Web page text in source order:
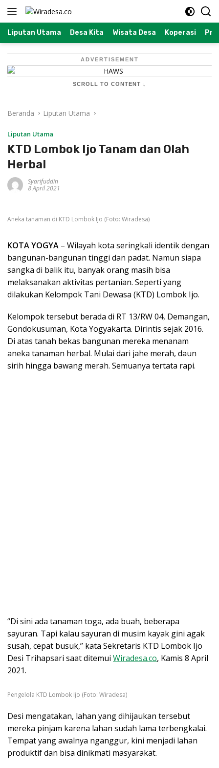
Langsung
Liputan Utama Desa Kita Wisata Desa Koperasi
ADVERTISEMENT
SCROLL TO CONTENT ↓
Beranda Liputan Utama
Liputan Utama
KTD Lombok Ijo Tanam dan Olah
Herbal
Syarifuddin
8 April 2021
Aneka tanaman di KTD Lombok Ijo (Foto: Wiradesa)
KOTA YOGYA – Wilayah kota seringkali identik dengan
bangunan-bangunan tinggi dan padat. Namun siapa
sangka di balik itu, banyak orang masih bisa
melaksanakan aktivitas pertanian. Seperti yang
dilakukan Kelompok Tani Dewasa (KTD) Lombok Ijo.
Kelompok tersebut berada di RT 13/RW 04, Demangan,
Gondokusuman, Kota Yogyakarta. Dirintis sejak 2016.
Di atas tanah bekas bangunan mereka menanam
aneka tanaman herbal. Mulai dari jahe merah, daun
sirih hingga bawang merah. Semuanya tertata rapi.
“Di sini ada tanaman toga, ada buah, beberapa
sayuran. Tapi kalau sayuran di musim kayak gini agak
susah, cepat busuk,” kata Sekretaris KTD Lombok Ijo
Desi Trihapsari saat ditemui Wiradesa.co, Kamis 8 April
2021.
Pengelola KTD Lombok Ijo (Foto: Wiradesa)
Desi mengatakan, lahan yang dihijaukan tersebut
mereka pinjam karena lahan sudah lama terbengkalai.
Tempat yang awalnya nganggur, kini menjadi lahan
produktif dan bisa dinikmati masyarakat.